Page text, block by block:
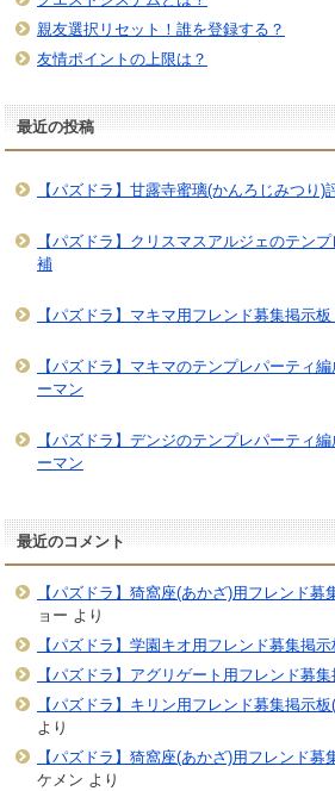
親友選択リセット！誰を登録する？
友情ポイントの上限は？
最近の投稿
【パズドラ】甘露寺蜜璃(かんろじみつり)
【パズドラ】クリスマスアルジェのテン
補
【パズドラ】マキマ用フレンド募集掲示
【パズドラ】マキマのテンプレパーティ
ーマン
【パズドラ】デンジのテンプレパーティ
ーマン
最近のコメント
【パズドラ】猗窩座(あかざ)用フレンド募
ョー より
【パズドラ】学園キオ用フレンド募集掲示
【パズドラ】アグリゲート用フレンド募
【パズドラ】キリン用フレンド募集掲示
より
【パズドラ】猗窩座(あかざ)用フレンド募
ケメン より